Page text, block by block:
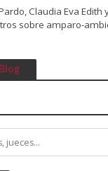
Claudia Eva Edith
sobre amparo-